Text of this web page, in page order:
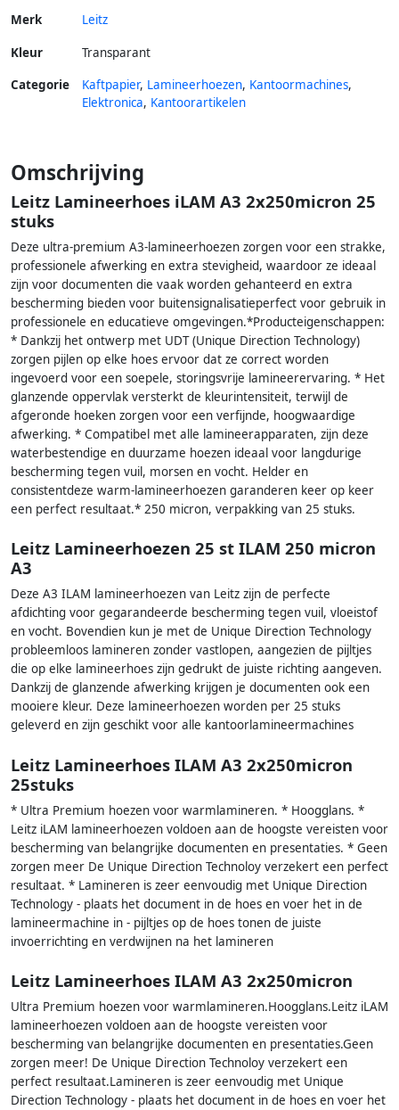
Merk Leitz
Kleur
Transparant
Categorie
Kaftpapier, Lamineerhoezen, Kantoormachines,
Elektronica, Kantoorartikelen
Omschrijving
Leitz Lamineerhoes iLAM A3 2x250micron 25
stuks
Deze ultra-premium A3-lamineerhoezen zorgen voor een strakke,
professionele afwerking en extra stevigheid, waardoor ze ideaal
zijn voor documenten die vaak worden gehanteerd en extra
bescherming bieden voor buitensignalisatieperfect voor gebruik in
professionele en educatieve omgevingen.*Producteigenschappen:
* Dankzij het ontwerp met UDT (Unique Direction Technology)
zorgen pijlen op elke hoes ervoor dat ze correct worden
ingevoerd voor een soepele, storingsvrije lamineerervaring. * Het
glanzende oppervlak versterkt de kleurintensiteit, terwijl de
afgeronde hoeken zorgen voor een verfijnde, hoogwaardige
afwerking. * Compatibel met alle lamineerapparaten, zijn deze
waterbestendige en duurzame hoezen ideaal voor langdurige
bescherming tegen vuil, morsen en vocht. Helder en
consistentdeze warm-lamineerhoezen garanderen keer op keer
een perfect resultaat.* 250 micron, verpakking van 25 stuks.
Leitz Lamineerhoezen 25 st ILAM 250 micron
A3
Deze A3 ILAM lamineerhoezen van Leitz zijn de perfecte
afdichting voor gegarandeerde bescherming tegen vuil, vloeistof
en vocht. Bovendien kun je met de Unique Direction Technology
probleemloos lamineren zonder vastlopen, aangezien de pijltjes
die op elke lamineerhoes zijn gedrukt de juiste richting aangeven.
Dankzij de glanzende afwerking krijgen je documenten ook een
mooiere kleur. Deze lamineerhoezen worden per 25 stuks
geleverd en zijn geschikt voor alle kantoorlamineermachines
Leitz Lamineerhoes ILAM A3 2x250micron
25stuks
* Ultra Premium hoezen voor warmlamineren. * Hoogglans. *
Leitz iLAM lamineerhoezen voldoen aan de hoogste vereisten voor
bescherming van belangrijke documenten en presentaties. * Geen
zorgen meer De Unique Direction Technoloy verzekert een perfect
resultaat. * Lamineren is zeer eenvoudig met Unique Direction
Technology - plaats het document in de hoes en voer het in de
lamineermachine in - pijltjes op de hoes tonen de juiste
invoerrichting en verdwijnen na het lamineren
Leitz Lamineerhoes ILAM A3 2x250micron
Ultra Premium hoezen voor warmlamineren.Hoogglans.Leitz iLAM
lamineerhoezen voldoen aan de hoogste vereisten voor
bescherming van belangrijke documenten en presentaties.Geen
zorgen meer! De Unique Direction Technoloy verzekert een
perfect resultaat.Lamineren is zeer eenvoudig met Unique
Direction Technology - plaats het document in de hoes en voer het